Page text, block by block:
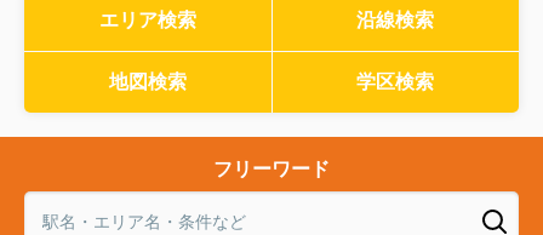
エリア検索 沿線検索
地図検索 学区検索
フリーワード